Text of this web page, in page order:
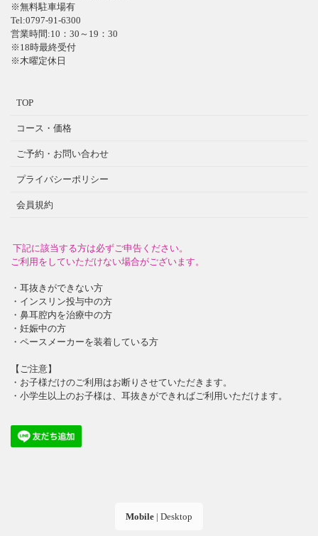
※無料駐車場有
Tel:0797-91-6300
営業時間:10：30～19：30
※18時最終受付
※木曜定休日
TOP
コース・価格
ご予約・お問い合わせ
プライバシーポリシー
会員規約
下記に該当する方は必ずご申告ください。
ご利用をしていただけない場合がございます。
・耳抜きができない方
・インスリン投与中の方
・鼻耳腔内を治療中の方
・妊娠中の方
・ペースメーカーを装着している方
【ご注意】
・お子様だけのご利用はお断りさせていただきます。
・小学生以上のお子様は、耳抜きができればご利用いただけます。
Mobile | Desktop